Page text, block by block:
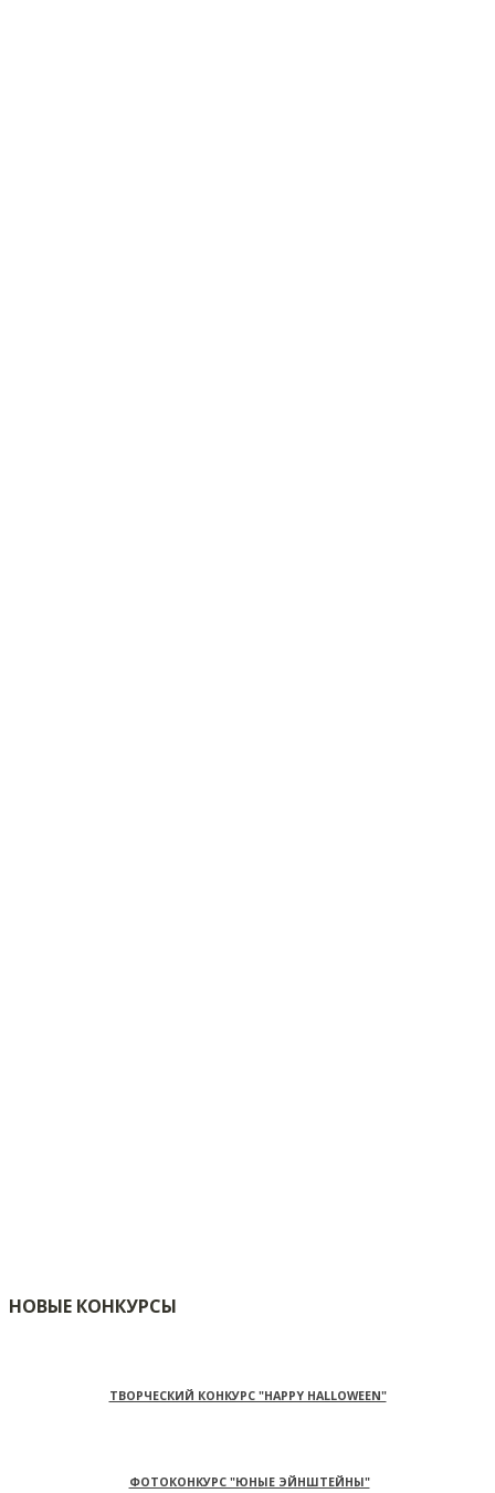
НОВЫЕ КОНКУРСЫ
ТВОРЧЕСКИЙ КОНКУРС "HAPPY HALLOWEEN"
ФОТОКОНКУРС "ЮНЫЕ ЭЙНШТЕЙНЫ"